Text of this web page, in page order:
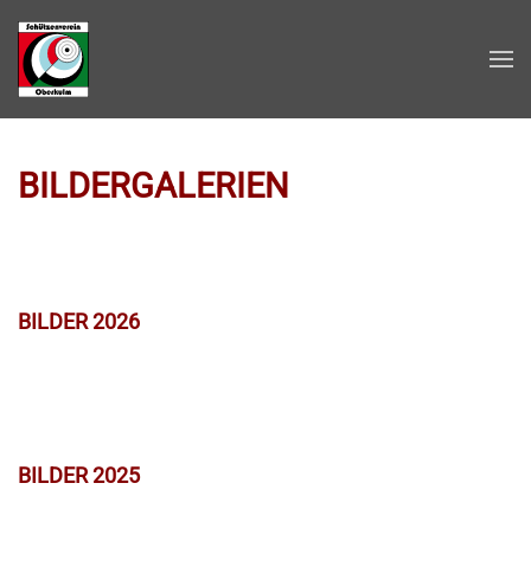
Zum Hauptinhalt springen
BILDERGALERIEN
BILDER 2026
BILDER 2025